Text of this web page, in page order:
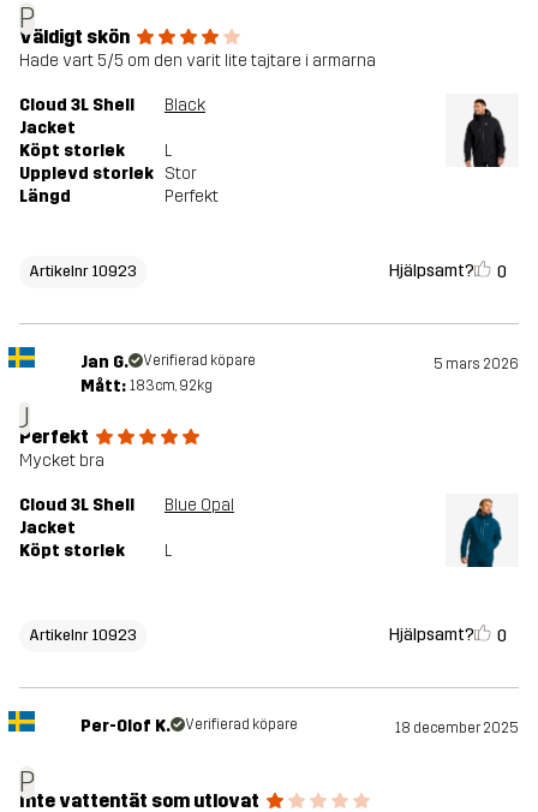
P
Väldigt skön
Hade vart 5/5 om den varit lite tajtare i armarna
Cloud 3L Shell
Jacket
Black
Köpt storlek
L
Upplevd storlek Stor
Längd
Perfekt
Artikelnr 10923 Hjälpsamt? 0
J
Jan G. Verifierad köpare 5 mars 2026
Mått: 183cm, 92kg
Perfekt
Mycket bra
Cloud 3L Shell
Jacket
Blue Opal
Köpt storlek L
Artikelnr 10923 Hjälpsamt? 0
P
Per-Olof K. Verifierad köpare 18 december 2025
Inte vattentät som utlovat